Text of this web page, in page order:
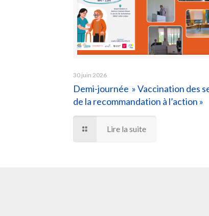
30 juin 2026
Demi-journée » Vaccination des
de la recommandation à l’action »
Lire la suite